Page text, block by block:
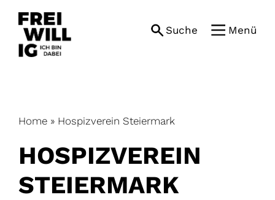
content
Suche Menü
Home » Hospizverein Steiermark
HOSPIZVEREIN
STEIERMARK